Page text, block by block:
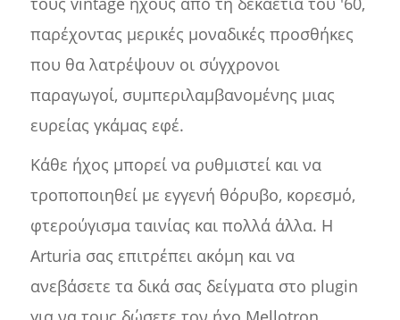
παρέχοντας μερικές μοναδικές προσθήκες
που θα λατρέψουν οι σύγχρονοι
παραγωγοί, συμπεριλαμβανομένης μιας
ευρείας γκάμας εφέ.
Κάθε ήχος μπορεί να ρυθμιστεί και να
τροποποιηθεί με εγγενή θόρυβο, κορεσμό,
φτερούγισμα ταινίας και πολλά άλλα. Η
Arturia σας επιτρέπει ακόμη και να
ανεβάσετε τα δικά σας δείγματα στο plugin